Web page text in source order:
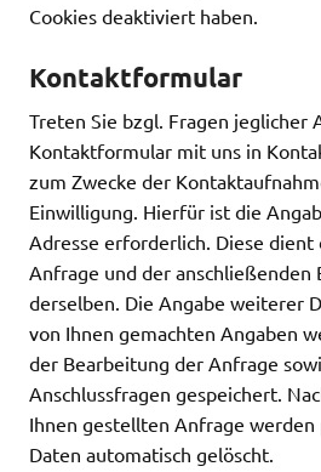
Cookies deaktiviert haben.
Kontaktformular
Treten Sie bzgl. Fragen jeglicher
Kontaktformular mit uns in
zum Zwecke der
Einwilligung. Hierfür ist die
Adresse erforderlich. Diese
Anfrage und der anschließenden
derselben. Die Angabe weiterer
von Ihnen gemachten Angaben
der Bearbeitung der Anfrage
Anschlussfragen gespeichert.
Ihnen gestellten Anfrage werden
Daten automatisch gelöscht.